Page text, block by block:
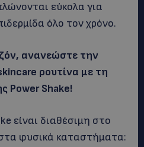
εύκολα για
όλο τον χρόνο.
ανανεώστε την
ρουτίνα με τη
Power Shake!
είναι διαθέσιμη στο
φυσικά καταστήματα: